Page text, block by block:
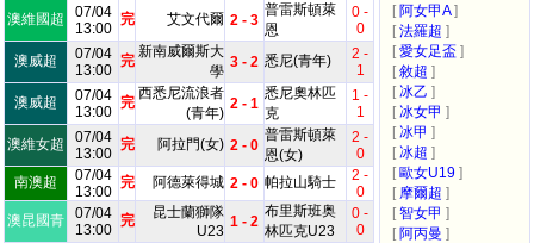
澳維國超
07/04
13:00
完 艾文代爾 2 - 3
普雷斯頓萊
恩
0 -
0
澳威超
07/04
13:00
完
新南威爾斯大
學
3 - 2 悉尼(青年)
2 -
1
澳威超
07/04
13:00
完
西悉尼流浪者
(青年)
2 - 1
悉尼奧林匹
克
1 -
1
澳維女超
07/04
13:00
完 阿拉門(女) 2 - 0
普雷斯頓萊
恩(女)
2 -
0
南澳超
07/04
13:00
完 阿德萊得城 2 - 0 帕拉山騎士
2 -
0
澳昆國青
07/04
13:00
完
昆士蘭獅隊
U23
1 - 2
布里斯班奥
林匹克U23
0 -
0
[阿女甲A]
[法羅超 ]
[愛女足盃 ]
[敘超 ]
[冰乙 ]
[冰女甲 ]
[冰甲 ]
[冰超 ]
[歐女U19 ]
[摩爾超 ]
[智女甲 ]
[阿丙曼 ]